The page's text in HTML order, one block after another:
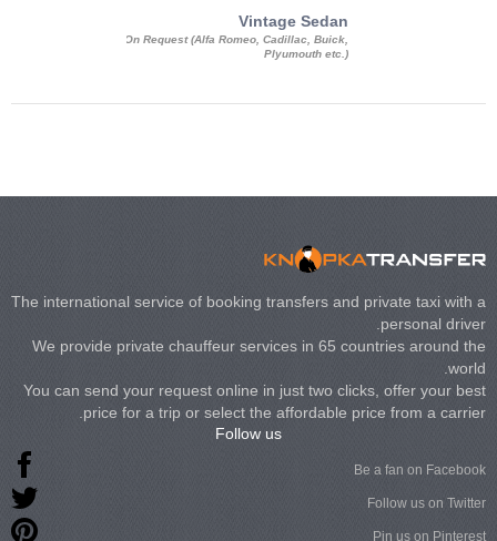
Vintage Sedan
On Request (Alfa Romeo, Cadillac, Buick,
Plyumouth etc.)
The international service of booking transfers and private taxi with a
personal driver.
We provide private chauffeur services in 65 countries around the
world.
You can send your request online in just two clicks, offer your best
price for a trip or select the affordable price from a carrier.
Follow us
Be a fan on Facebook
Follow us on Twitter
Pin us on Pinterest